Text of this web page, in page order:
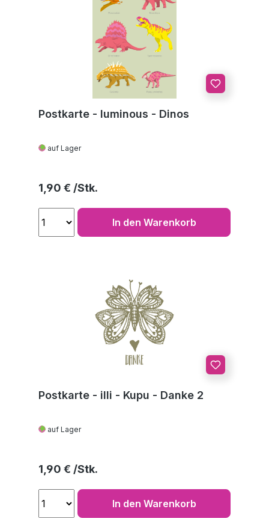
Postkarte - luminous - Dinos
auf Lager
Regulärer Preis:
1,90 €
In den Warenkorb
Postkarte - illi - Kupu - Danke 2
auf Lager
Regulärer Preis:
1,90 €
In den Warenkorb